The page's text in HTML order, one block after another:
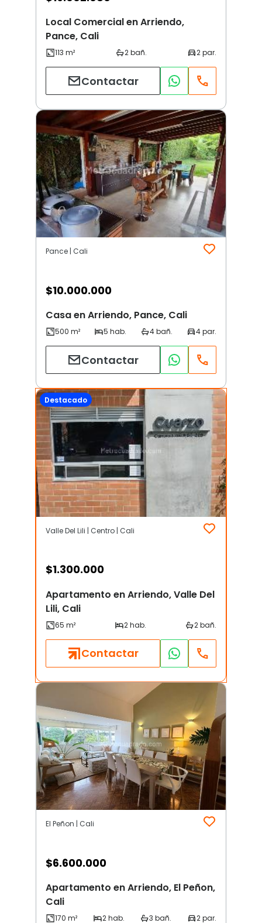
Local Comercial en Arriendo,
Pance, Cali
Contactar
Pance | Cali
$10.000.000
Casa en Arriendo, Pance, Cali
Contactar
Destacado
Valle Del Lili | Centro | Cali
$1.300.000
Apartamento en Arriendo, Valle Del
Lili, Cali
Contactar
El Peñon | Cali
$6.600.000
Apartamento en Arriendo, El Peñon,
Cali